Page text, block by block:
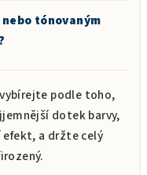
tónovaným
podle toho,
dotek barvy,
a držte celý